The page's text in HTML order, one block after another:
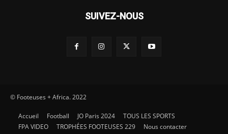
SUIVEZ-NOUS
© Footeuses + Africa. 2022
Accueil Football JO Paris 2024
TOUS LES SPORTS
FPA VIDEO
TROPHÉES FOOTEUSES 229 Nous contacter